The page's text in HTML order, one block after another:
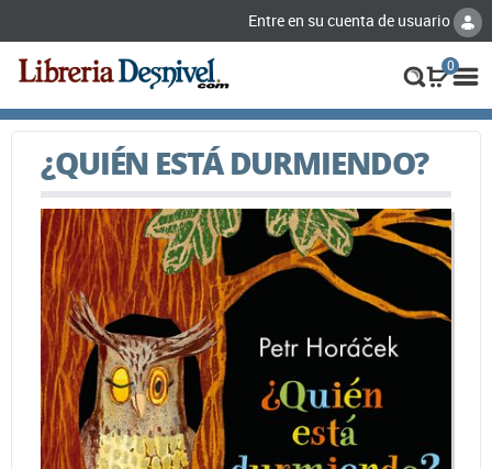
Entre en su cuenta de usuario
0
¿QUIÉN ESTÁ DURMIENDO?